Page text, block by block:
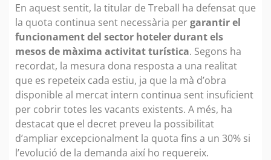
En aquest sentit, la titular de Treball ha defensat que
la quota continua sent necessària pergarantir el
funcionament del sector hoteler durant els
mesos de màxima activitat turística. Segons ha
recordat, la mesura dona resposta a una realitat
que es repeteix cada estiu, ja que la mà d’obra
disponible al mercat intern continua sent insuficient
per cobrir totes les vacants existents. A més, ha
destacat que el decret preveu la possibilitat
d’ampliar excepcionalment la quota fins a un 30% si
l’evolució de la demanda així ho requereix.